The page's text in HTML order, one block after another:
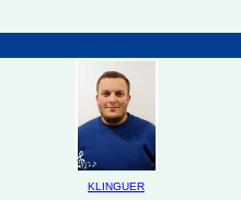
KLINGUER